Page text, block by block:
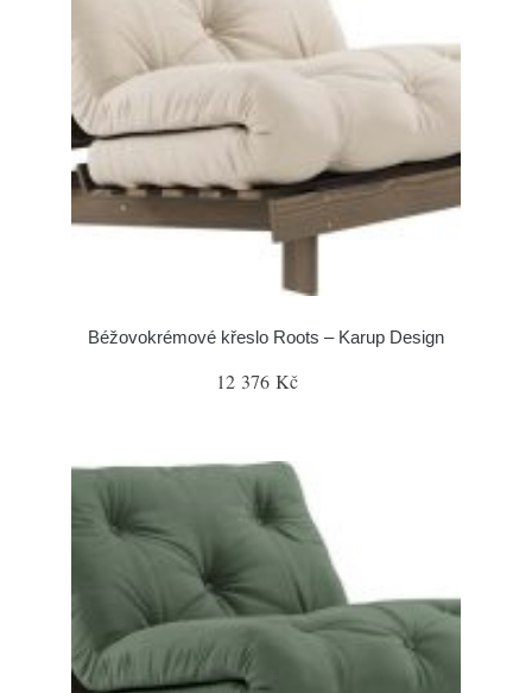
Béžovokrémové křeslo Roots – Karup Design
12 376 Kč